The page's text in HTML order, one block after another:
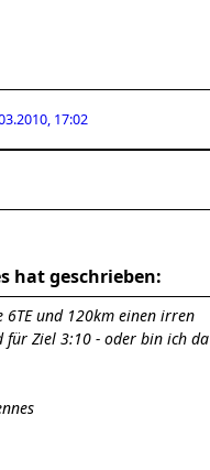
17:02
hat geschrieben:
6TE und 120km einen irren
für Ziel 3:10 - oder bin ich da